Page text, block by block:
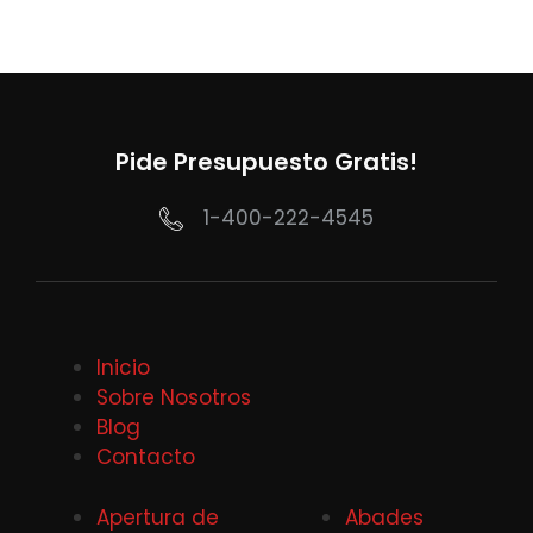
Pide Presupuesto Gratis!
1-400-222-4545
Inicio
Sobre Nosotros
Blog
Contacto
Apertura de
Abades